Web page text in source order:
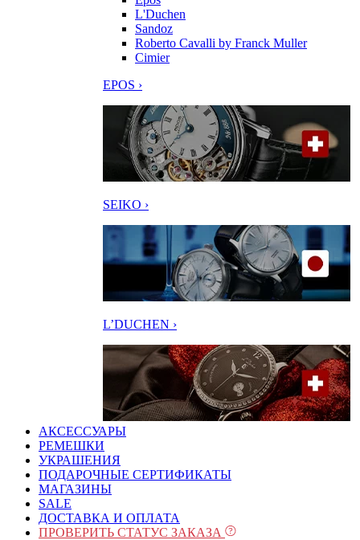
L'Duchen
Sandoz
Roberto Cavalli by Franck Muller
Cimier
EPOS ›
SEIKO ›
L’DUCHEN ›
АКСЕССУАРЫ
РЕМЕШКИ
УКРАШЕНИЯ
ПОДАРОЧНЫЕ СЕРТИФИКАТЫ
МАГАЗИНЫ
SALE
ДОСТАВКА И ОПЛАТА
ПРОВЕРИТЬ СТАТУС ЗАКАЗА